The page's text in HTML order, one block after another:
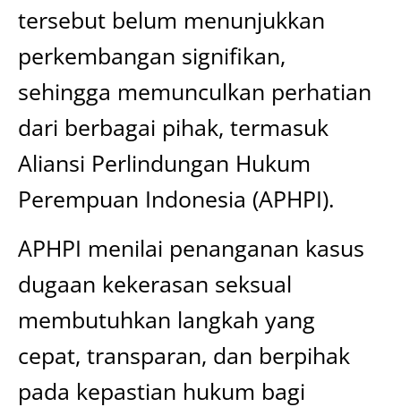
tersebut belum menunjukkan
perkembangan signifikan,
sehingga memunculkan perhatian
dari berbagai pihak, termasuk
Aliansi Perlindungan Hukum
Perempuan Indonesia (APHPI).
APHPI menilai penanganan kasus
dugaan kekerasan seksual
membutuhkan langkah yang
cepat, transparan, dan berpihak
pada kepastian hukum bagi